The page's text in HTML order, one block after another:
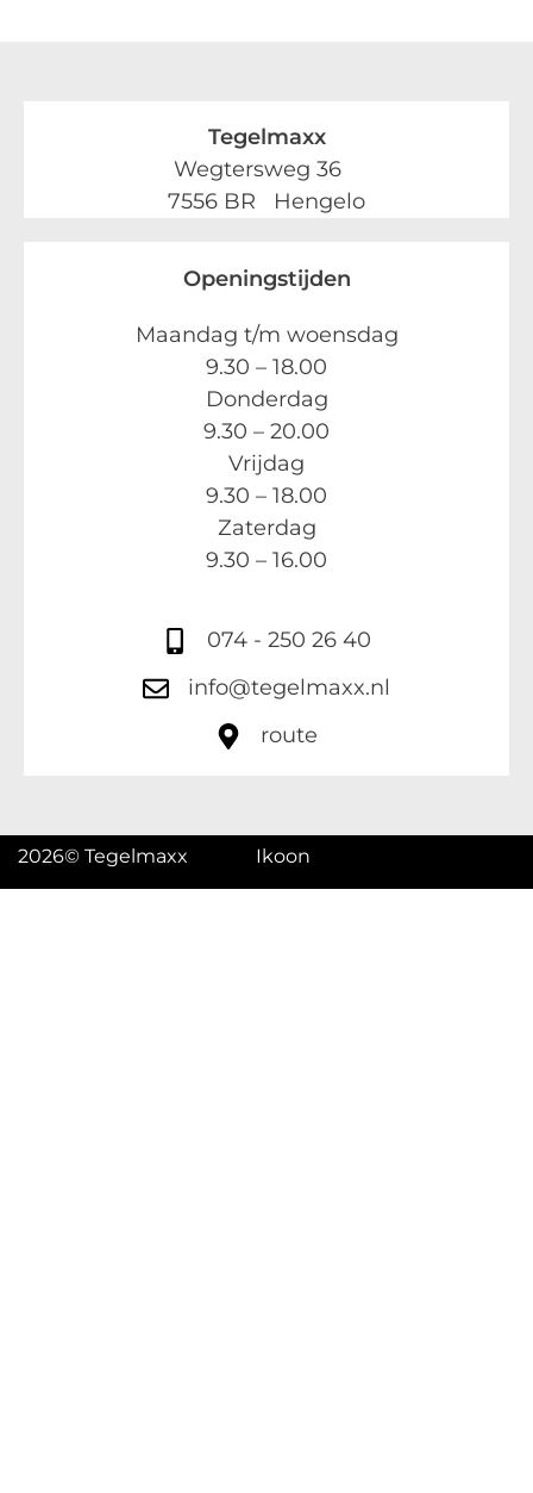
Tegelmaxx
Wegtersweg 36
7556 BR Hengelo
Openingstijden
Maandag t/m woensdag
9.30 – 18.00
Donderdag
9.30 – 20.00
Vrijdag
9.30 – 18.00
Zaterdag
9.30 – 16.00
074 - 250 26 40
info@tegelmaxx.nl
route
2026© Tegelmaxx Ikoon